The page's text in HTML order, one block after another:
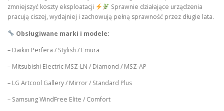
zmniejszyć koszty eksploatacji
Sprawnie działające urządzenia
pracują ciszej, wydajniej i zachowują pełną sprawność przez długie lata.
Obsługiwane marki i modele:
– Daikin Perfera / Stylish / Emura
– Mitsubishi Electric MSZ-LN / Diamond / MSZ-AP
– LG Artcool Gallery / Mirror / Standard Plus
– Samsung WindFree Elite / Comfort